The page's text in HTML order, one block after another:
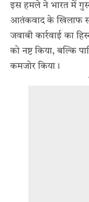
इस हमले ने भारत में
आतंकवाद के खिलाफ
जवाबी कार्रवाई का
को नष्ट किया, बल्कि
कमजोर किया।